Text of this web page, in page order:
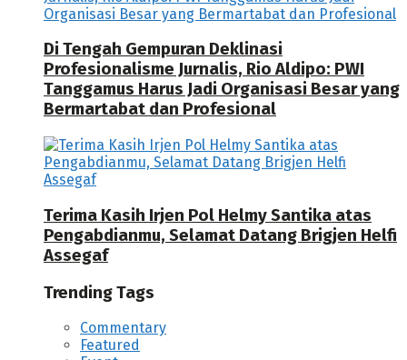
Di Tengah Gempuran Deklinasi
Profesionalisme Jurnalis, Rio Aldipo: PWI
Tanggamus Harus Jadi Organisasi Besar yang
Bermartabat dan Profesional
Terima Kasih Irjen Pol Helmy Santika atas
Pengabdianmu, Selamat Datang Brigjen Helfi
Assegaf
Trending Tags
Commentary
Featured